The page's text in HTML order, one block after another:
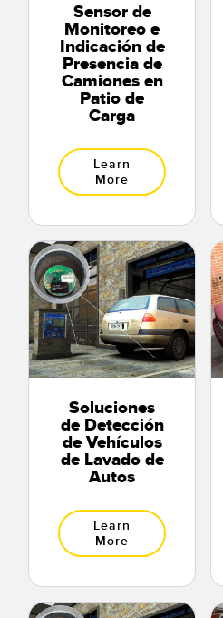
Sensor de
Monitoreo e
Indicación de
Presencia de
Camiones en
Patio de
Carga
Learn
More
Soluciones
de Detección
de Vehículos
de Lavado de
Autos
Learn
More